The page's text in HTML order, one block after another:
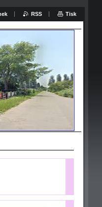
RSS Tisk